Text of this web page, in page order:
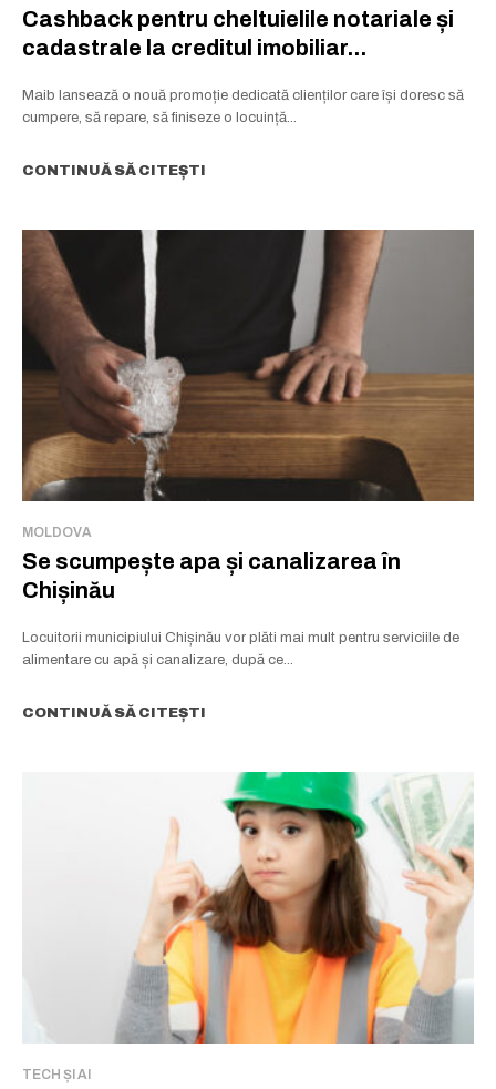
Cashback pentru cheltuielile notariale și
cadastrale la creditul imobiliar...
Maib lansează o nouă promoție dedicată clienților care își doresc să
cumpere, să repare, să finiseze o locuință...
CONTINUĂ SĂ CITEȘTI
MOLDOVA
Se scumpește apa și canalizarea în
Chișinău
Locuitorii municipiului Chișinău vor plăti mai mult pentru serviciile de
alimentare cu apă și canalizare, după ce...
CONTINUĂ SĂ CITEȘTI
TECH ȘI AI